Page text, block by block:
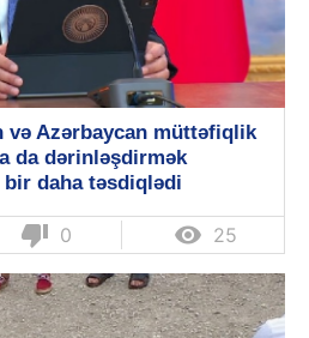
və Azərbaycan müttəfiqlik
da dərinləşdirmək
bir daha təsdiqlədi
thumb_down 0  25